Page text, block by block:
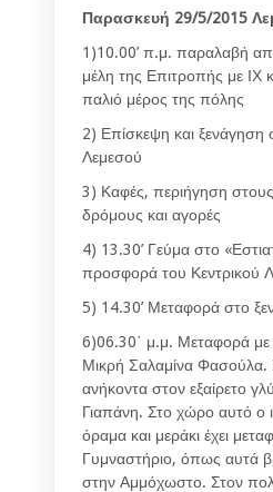
Παρασκευή 29/5/2015
1)10.00’ π.μ. παραλαβή
μέλη της Επιτροπής με ΙΧ
παλιό μέρος της πόλης
2) Επίσκεψη και ξενάγηση
Λεμεσού
3) Καφές, περιήγηση
δρόμους και αγορές
4) 13.30’ Γεύμα στο
προσφορά του Κεντρικού
5) 14.30’ Μεταφορά στο
6)06.30΄ μ.μ. Μεταφορά με
Μικρή Σαλαμίνα
ανήκοντα στον εξαίρετο
Γιαπάνη. Στο χώρο αυτό ο
όραμα και μεράκι έχει
Γυμναστήριο, όπως αυτά
στην Αμμόχωστο. Στον